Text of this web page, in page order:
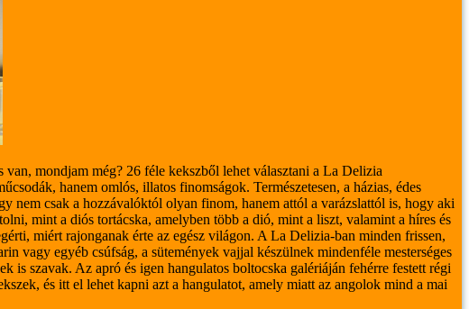
van, mondjam még? 26 féle kekszből lehet választani a La Delizia
hanem omlós, illatos finomságok. Természetesen, a házias, édes
nem csak a hozzávalóktól olyan finom, hanem attól a varázslattól is, hogy aki
mint a diós tortácska, amelyben több a dió, mint a liszt, valamint a híres és
miért rajonganak érte az egész világon. A La Delizia-ban minden frissen,
vagy egyéb csúfság, a sütemények vajjal készülnek mindenféle mesterséges
is szavak. Az apró és igen hangulatos boltocska galériáján fehérre festett régi
és itt el lehet kapni azt a hangulatot, amely miatt az angolok mind a mai